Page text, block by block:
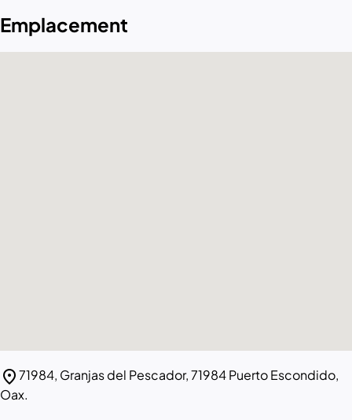
Emplacement
location_on71984, Granjas del Pescador, 71984 Puerto Escondido,
Oax.